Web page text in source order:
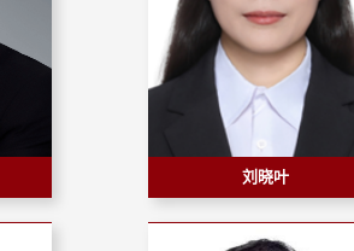
刘晓叶